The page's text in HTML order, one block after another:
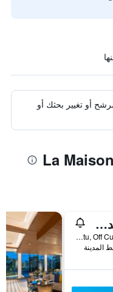
أو تغيير بحثك أو
كلوب ماهيندرا بودوتشيري
Manapattu, Off Cuddalore Highway, بودوتشيري, الهند